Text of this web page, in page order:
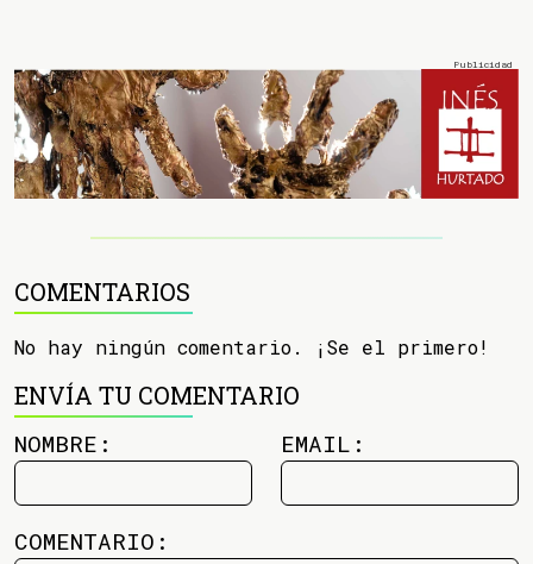
COMENTARIOS
No hay ningún comentario. ¡Se el primero!
ENVÍA TU COMENTARIO
NOMBRE: EMAIL:
COMENTARIO: